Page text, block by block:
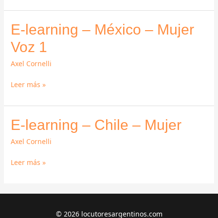
2
E-learning – México – Mujer
Voz 1
Axel Cornelli
E-
learning
–
México
Mujer
1
Leer más »
E-learning – Chile – Mujer
Axel Cornelli
E-
learning
–
–
Leer más »
© 2026 locutoresargentinos.com